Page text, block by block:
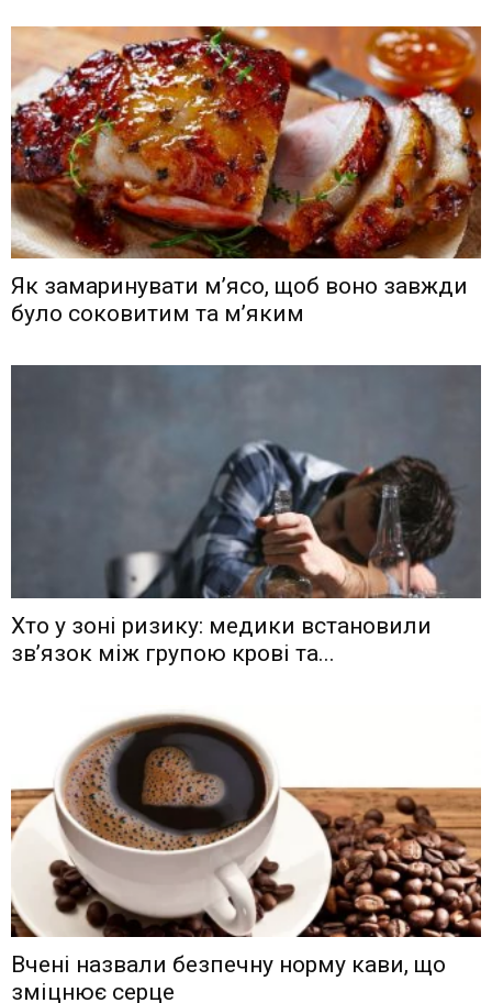
Як замаринувати м’ясо, щоб воно завжди
було соковитим та м’яким
Хто у зоні ризику: медики встановили
зв’язок між групою крові та...
Вчені назвали безпечну норму кави, що
зміцнює серце